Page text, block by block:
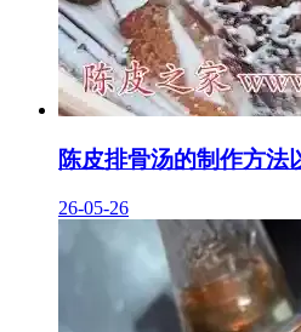
陈皮排骨汤的制作方法
26-05-26